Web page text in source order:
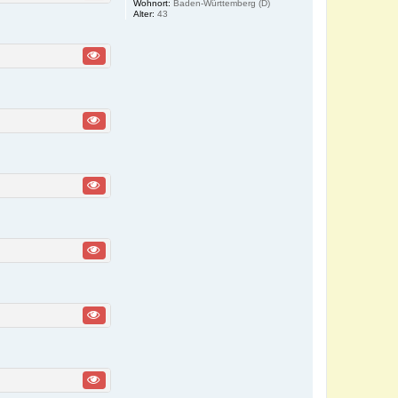
Wohnort: Baden-Württemberg (D)
Alter: 43